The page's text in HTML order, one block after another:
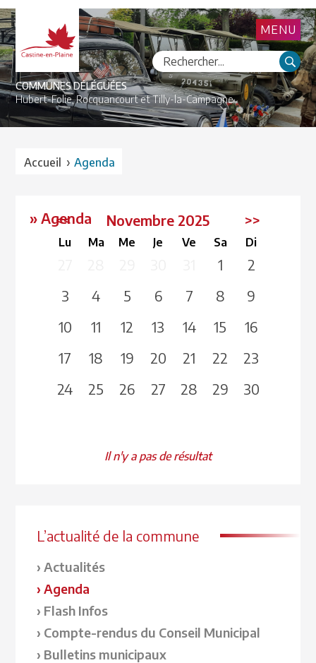
COMMUNES DÉLÉGUÉES
Hubert-Folie,Rocquancourt etTilly-la-Campagne
MENU
L’actualité de la commune
Actualités
Agenda
Flash Infos
Compte-rendus du Conseil Municipal
Bulletins municipaux
Accueil ›Agenda
» Agenda
<< Novembre 2025 >>
Lu Ma Me Je Ve Sa Di
1
2
3
4 5 6 7 8
9
10
11 12 13 14 15
16
17
18 19 20 21 22
23
24
25 26 27 28 29 30
Il n'y a pas de résultat